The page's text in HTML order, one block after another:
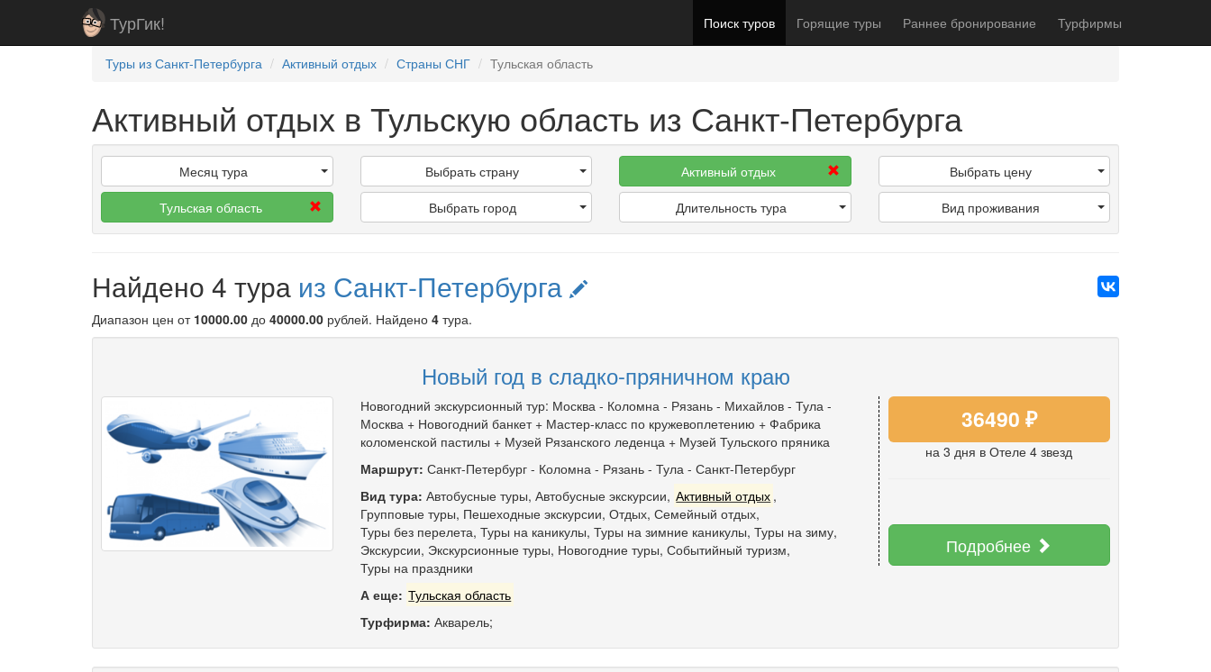
ТурГик! Поиск туров Горящие туры Раннее бронирование Турфирмы
Туры из Санкт-Петербурга Активный отдых Страны СНГ Тульская область
Активный отдых в Тульскую область из Санкт-Петербурга
Месяц тура
Тульская область
Выбрать страну
Выбрать город
Активный отдых
Длительность тура
Выбрать цену
Вид проживания
Найдено 4 тура из Санкт-Петербурга
Диапазон цен от 10000.00 до 40000.00 рублей. Найдено 4 тура.
Новый год в сладко-пряничном краю
Новогодний экскурсионный тур: Москва - Коломна - Рязань - Михайлов - Тула -
Москва + Новогодний банкет + Мастер-класс по кружевоплетению + Фабрика
коломенской пастилы + Музей Рязанского леденца + Музей Тульского пряника
Маршрут: Санкт-Петербург- Коломна- Рязань- Тула- Санкт-Петербург
Вид тура: Автобусные туры, Автобусные экскурсии, Активный отдых ,
Групповые туры, Пешеходные экскурсии, Отдых, Семейный отдых,
Туры без перелета, Туры на каникулы, Туры на зимние каникулы, Туры на зиму,
Экскурсии, Экскурсионные туры, Новогодние туры, Событийный туризм,
Туры на праздники
А еще: Тульская область
Турфирма: Акварель;
36490 ₽
на 3 дня в Отеле 4 звезд
Подробнее